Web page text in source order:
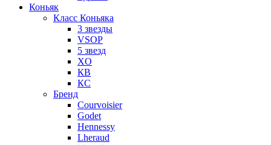
Коньяк
Класс Коньяка
3 звезды
VSOP
5 звезд
XO
КВ
КС
Бренд
Courvoisier
Godet
Hennessy
Lheraud